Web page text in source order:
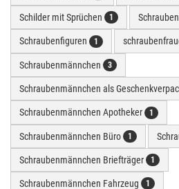
Schilder mit Sprüchen 1
Schraubenfiguren 1
Schraubenmännchen 3
Schraubenmännchen als
Schraubenmännchen Apotheker 1
Schraubenmännchen Büro 1
Schraubenmännchen Briefträger 1
Schraubenmännchen Fahrzeug 1